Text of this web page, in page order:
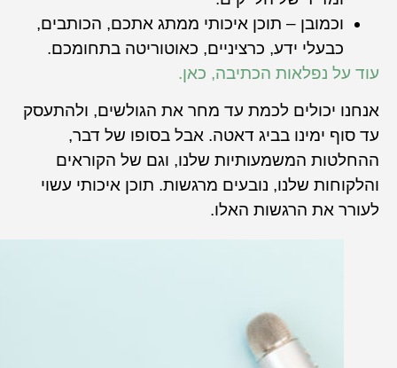
וכמובן – תוכן איכותי ממתג אתכם, הכותבים,
כבעלי ידע, כרציניים, כאוטוריטה בתחומכם.
עוד על נפלאות הכתיבה, כאן.
אנחנו יכולים לכמת עד מחר את הגולשים, ולהתעסק
עד סוף ימינו בביג דאטה. אבל בסופו של דבר,
ההחלטות המשמעותיות שלנו, וגם של הקוראים
והלקוחות שלנו, נובעים מרגשות. תוכן איכותי עשוי
לעורר את הרגשות האלו.